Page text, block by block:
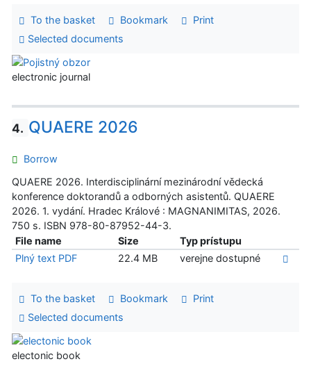
To the basket Bookmark
Print
Selected documents
electronic journal
4. QUAERE 2026
Borrow
QUAERE 2026. Interdisciplinární mezinárodní vědecká
konference doktorandů a odborných asistentů. QUAERE
2026. 1. vydání. Hradec Králové : MAGNANIMITAS, 2026.
750 s. ISBN 978-80-87952-44-3.
File name
Size
Typ prístupu
Plný text PDF
22.4 MB verejne dostupné
To the basket Bookmark
Print
Selected documents
electonic book